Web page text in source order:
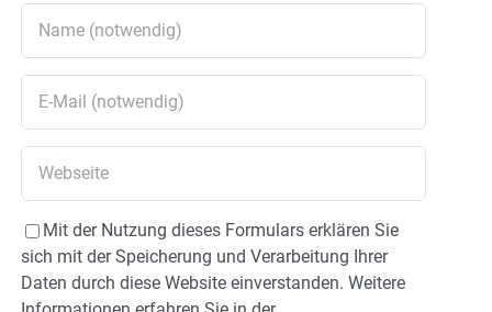
Mit der Nutzung dieses Formulars erklären Sie
sich mit der Speicherung und Verarbeitung Ihrer
Daten durch diese Website einverstanden. Weitere